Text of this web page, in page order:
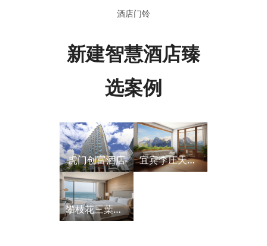
酒店门铃
新建智慧酒店臻
选案例
虎门创富酒店 宜宾李庄天枢院
攀枝花三葉花酒店